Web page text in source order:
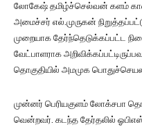
லோகேஷ் தமிழ்ச்செல்வன் களம்
அமைச்சர் எல்.முருகன்
முறையாக தேர்ந்தெடுக்கப்பட்ட
வேட்பாளராக
தொகுதியில் அமமுக
முன்னர் பெரியகுளம் லோக்சபா
வென்றவர். கடந்த தேர்தலில்